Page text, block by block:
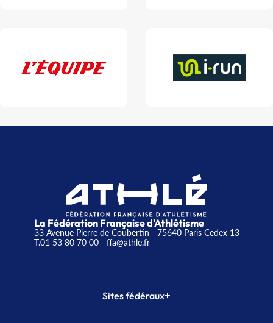
La Fédération Française d'Athlétisme
33 Avenue Pierre de Coubertin - 75640 Paris Cedex 13
T.01 53 80 70 00- ffa@athle.fr
Sites fédéraux+